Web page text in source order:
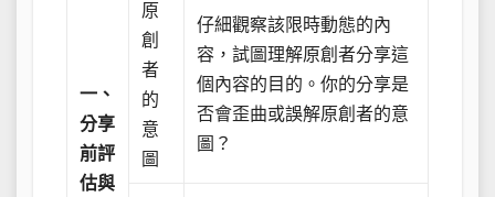
一、
分享
前評
估與
原
創
者
的
意
圖
仔細觀察該限時動態的內
容，試圖理解原創者分享這
個內容的目的。你的分享是
否會歪曲或誤解原創者的意
圖？